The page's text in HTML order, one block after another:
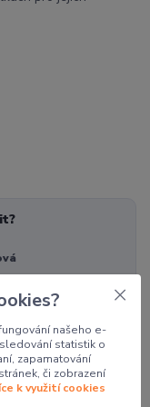
5
našeho e-
statistik o
zapamatování
či zobrazení
k využití cookies